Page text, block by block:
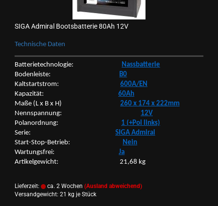
SIGA Ad­mi­ral Boots­bat­te­rie 80Ah 12V
Tech­ni­sche Daten
Bat­te­rie­tech­no­lo­gie: Nass­bat­te­rie
Bo­den­leis­te: B0
Kalt­start­strom: 600A/EN
Ka­pa­zi­tät: 60Ah
Maße (L x B x H) 260 x 174 x 222mm
Nenn­span­nung: 12V
Po­l­an­ord­nung: 1 (+Pol links)
Serie: SIGA Ad­mi­ral
Start-​Stop-Betrieb: Nein
War­tungs­frei: Ja
Ar­ti­kel­ge­wicht: 21,68 kg
Lieferzeit: ca. 2 Wochen (Ausland abweichend)
Versandgewicht: 21 kg je Stück